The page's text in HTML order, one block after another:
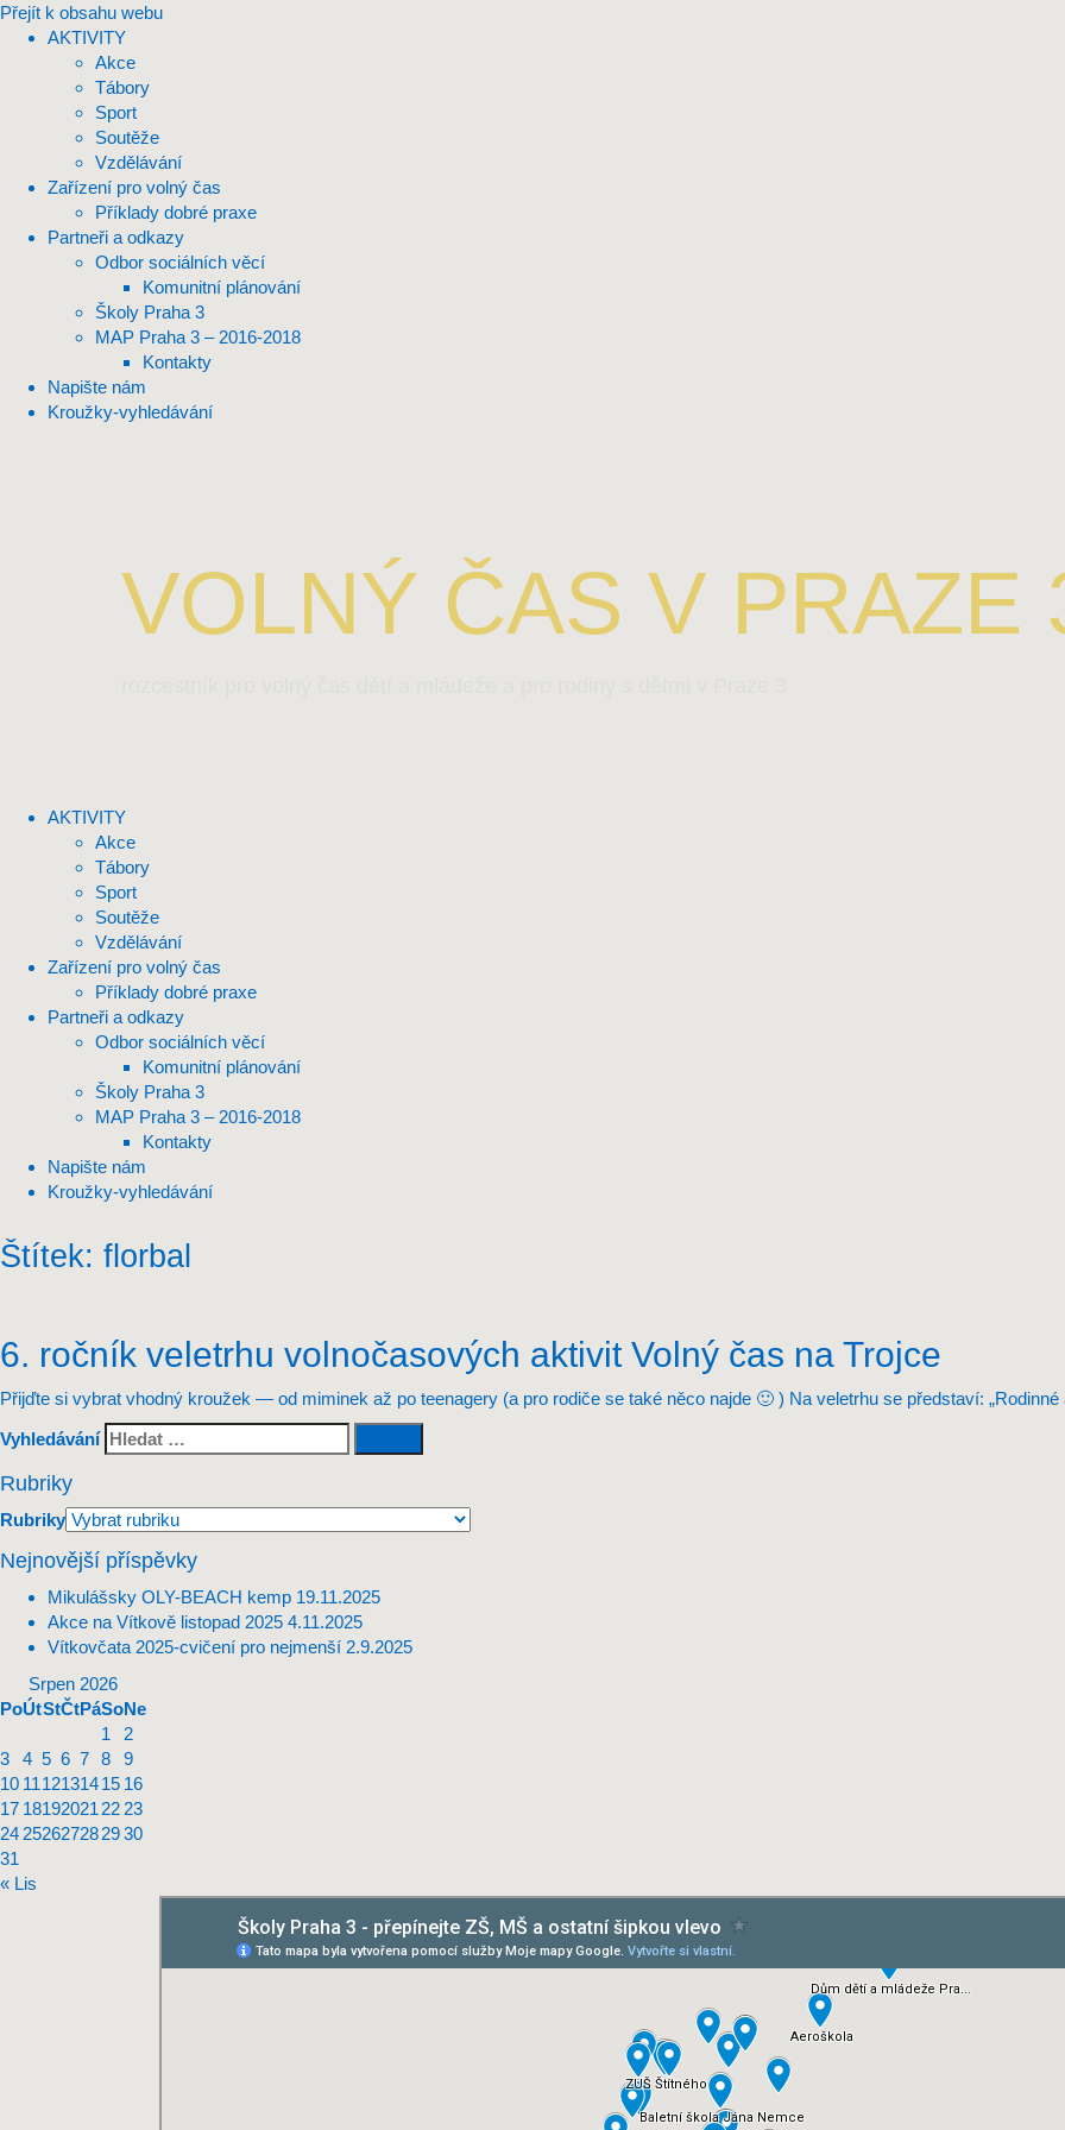
Přejít k obsahu webu
AKTIVITY
Akce
Tábory
Sport
Soutěže
Vzdělávání
Zařízení pro volný čas
Příklady dobré praxe
Partneři a odkazy
Odbor sociálních věcí
Komunitní plánování
Školy Praha 3
MAP Praha 3 – 2016-2018
Kontakty
Napište nám
Kroužky-vyhledávání
VOLNÝ ČAS V PRAZE
AKTIVITY
Akce
Tábory
Sport
Soutěže
Vzdělávání
Zařízení pro volný čas
Příklady dobré praxe
Partneři a odkazy
Odbor sociálních věcí
Komunitní plánování
Školy Praha 3
MAP Praha 3 – 2016-2018
Kontakty
Napište nám
Kroužky-vyhledávání
Štítek: florbal
6. ročník veletrhu volnočasových aktivit Volný čas na Trojce
Přijďte si vybrat vhodný kroužek — od miminek až po teenagery (a pro rodiče se také něco najde 🙂 ) Na veletrhu se představí:
Vyhledávání
Rubriky
Rubriky
Nejnovější příspěvky
Mikulášsky OLY-BEACH kemp 19.11.2025
Akce na Vítkově listopad 2025 4.11.2025
Vítkovčata 2025-cvičení pro nejmenší 2.9.2025
Srpen 2026
PoÚtStČtPáSoNe
1
2
3
4 5 6 7 8
9
10 1112131415 16
17 18192021 22 23
24 252627282930
31
« Lis